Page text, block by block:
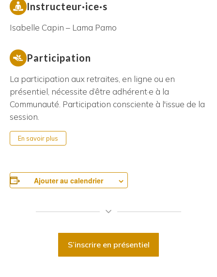
Instructeur·ice·s
Isabelle Capin – Lama Pamo
Participation
La participation aux retraites, en ligne ou en
présentiel, nécessite d’être adhérent·e à la
Communauté. Participation consciente à l'issue de la
session.
En savoir plus
Ajouter au calendrier
S’inscrire en présentiel